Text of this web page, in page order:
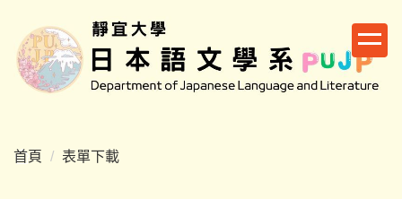
主
要
首頁
表單下載